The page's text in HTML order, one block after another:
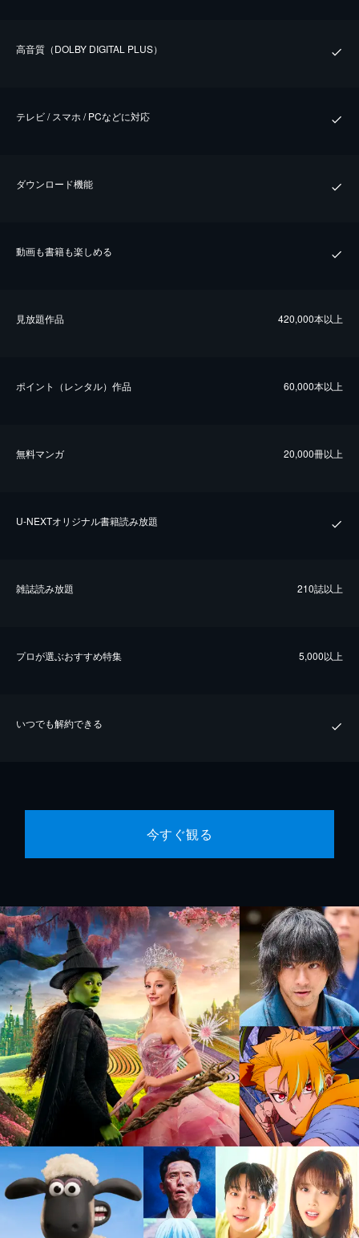
⾼⾳質（DOLBY DIGITAL PLUS）
テレビ / スマホ / PCなどに対応
ダウンロード機能
動画も書籍も楽しめる
⾒放題作品 420,000本以上
ポイント（レンタル）作品 60,000本以上
無料マンガ 20,000冊以上
U-NEXTオリジナル書籍読み放題
雑誌読み放題 210誌以上
プロが選ぶおすすめ特集 5,000以上
いつでも解約できる
今すぐ観る